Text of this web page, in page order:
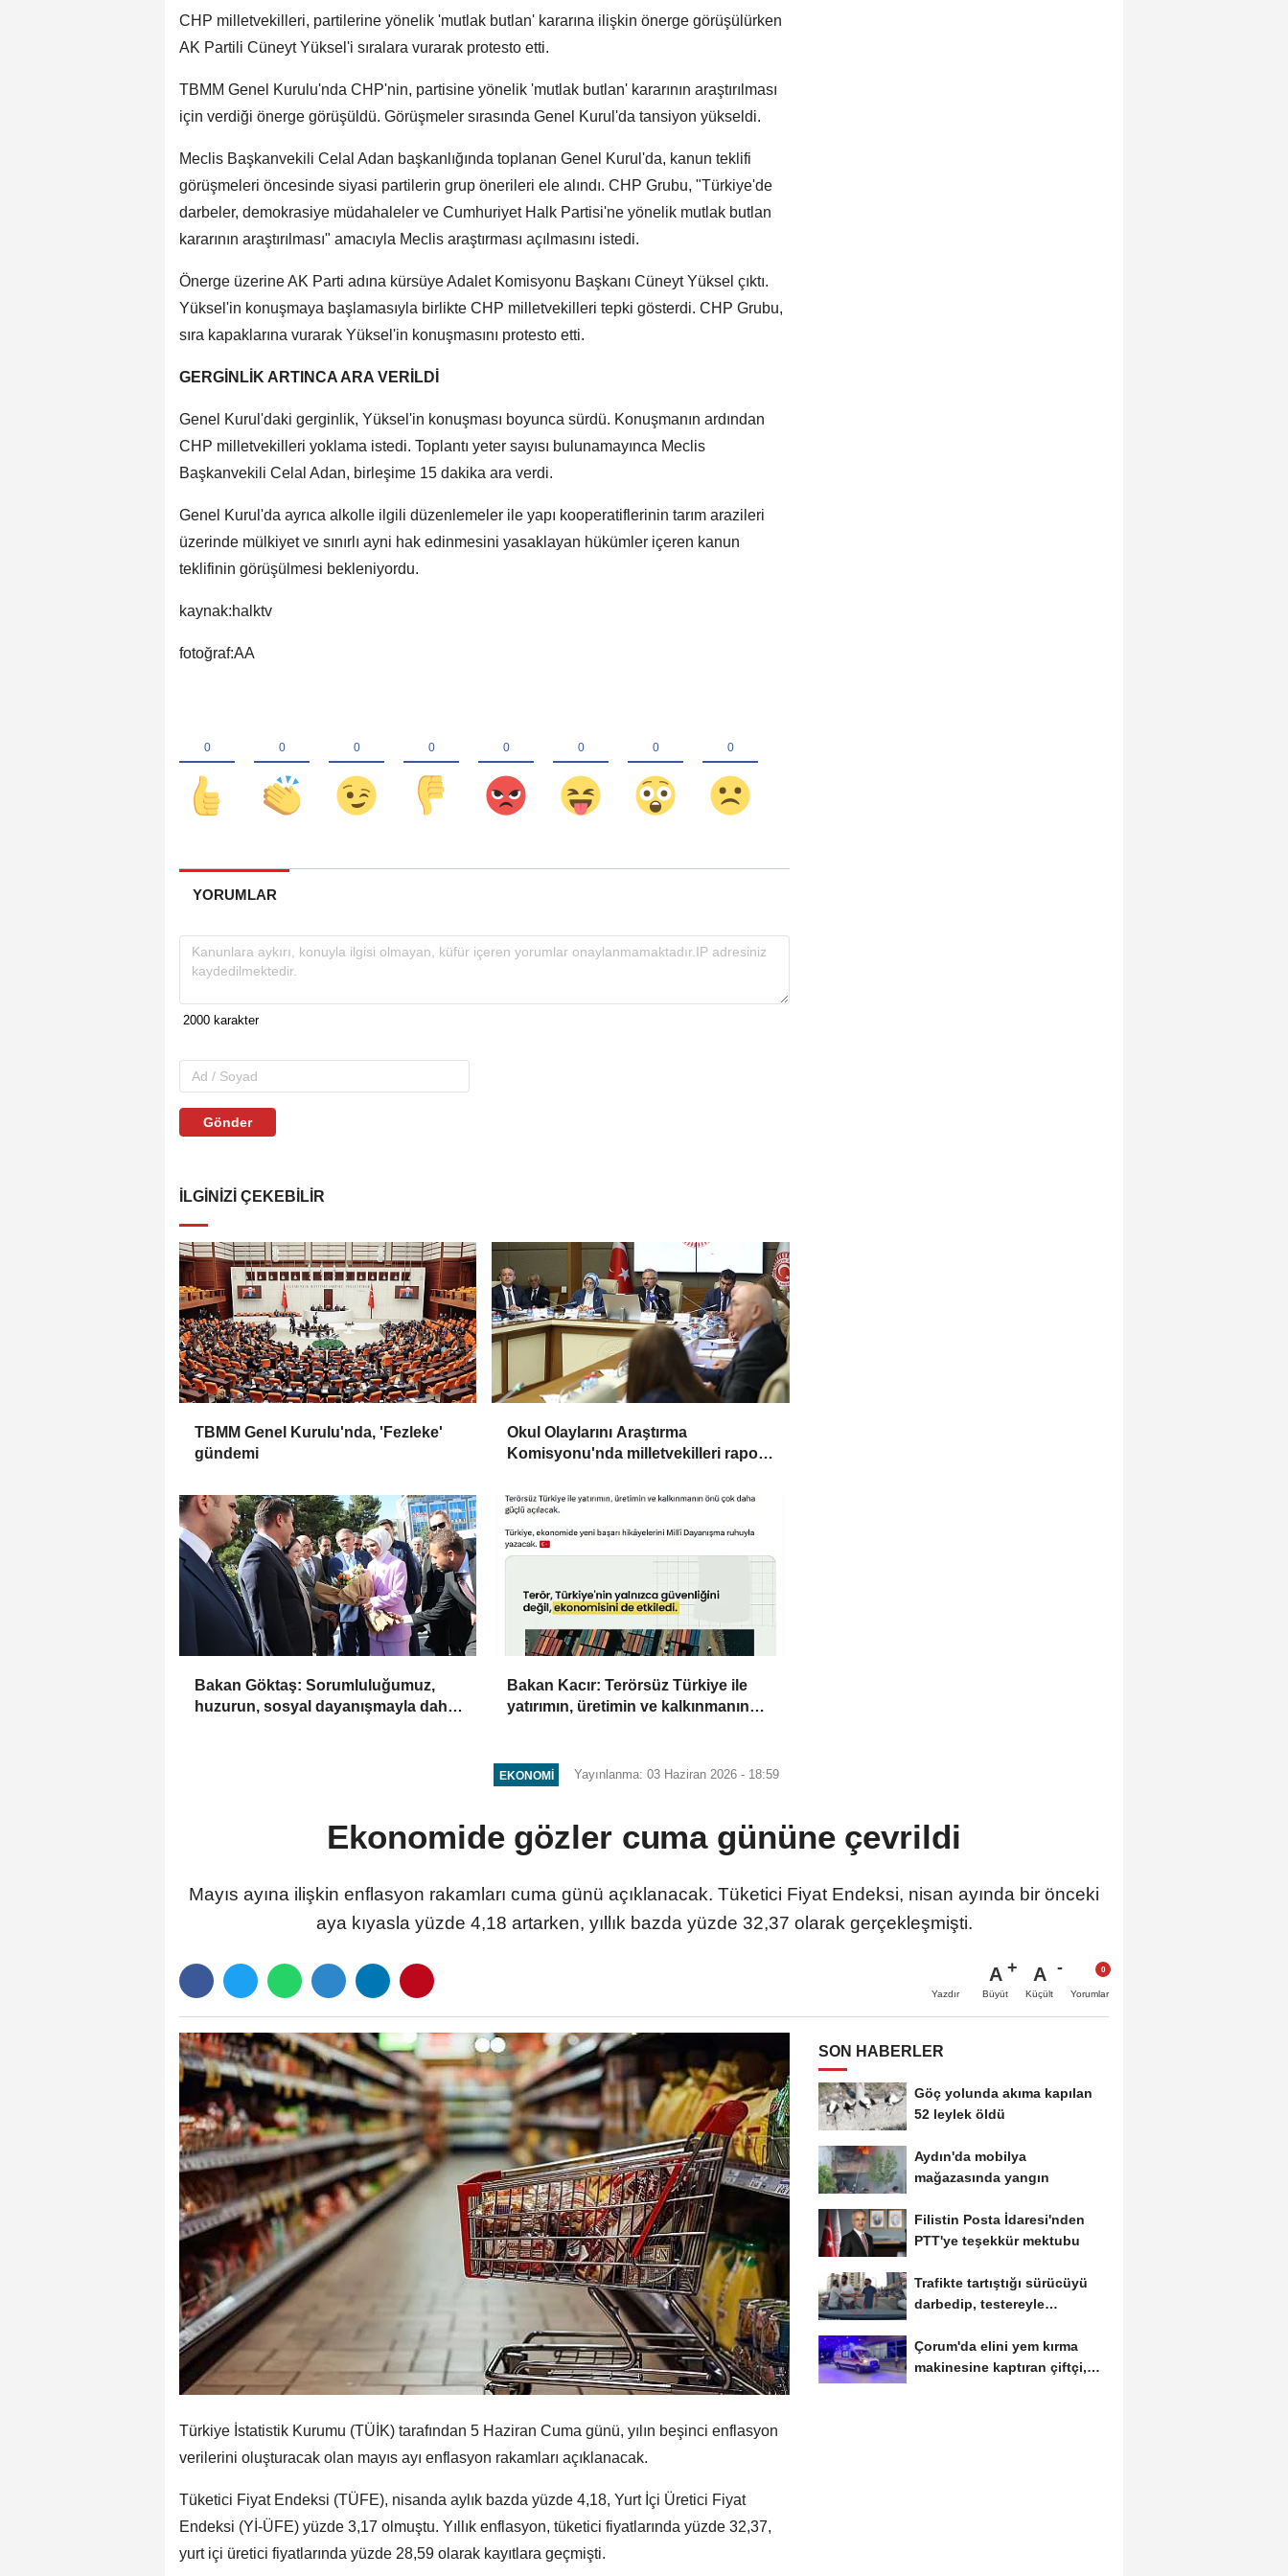
CHP milletvekilleri, partilerine yönelik 'mutlak butlan' kararına ilişkin önerge görüşülürken
AK Partili Cüneyt Yüksel'i sıralara vurarak protesto etti.
TBMM Genel Kurulu'nda CHP'nin, partisine yönelik 'mutlak butlan' kararının araştırılması
için verdiği önerge görüşüldü. Görüşmeler sırasında Genel Kurul'da tansiyon yükseldi.
Meclis Başkanvekili Celal Adan başkanlığında toplanan Genel Kurul'da, kanun teklifi
görüşmeleri öncesinde siyasi partilerin grup önerileri ele alındı. CHP Grubu, "Türkiye'de
darbeler, demokrasiye müdahaleler ve Cumhuriyet Halk Partisi'ne yönelik mutlak butlan
kararının araştırılması" amacıyla Meclis araştırması açılmasını istedi.
Önerge üzerine AK Parti adına kürsüye Adalet Komisyonu Başkanı Cüneyt Yüksel çıktı.
Yüksel'in konuşmaya başlamasıyla birlikte CHP milletvekilleri tepki gösterdi. CHP Grubu,
sıra kapaklarına vurarak Yüksel'in konuşmasını protesto etti.
GERGİNLİK ARTINCA ARA VERİLDİ
Genel Kurul'daki gerginlik, Yüksel'in konuşması boyunca sürdü. Konuşmanın ardından
CHP milletvekilleri yoklama istedi. Toplantı yeter sayısı bulunamayınca Meclis
Başkanvekili Celal Adan, birleşime 15 dakika ara verdi.
Genel Kurul'da ayrıca alkolle ilgili düzenlemeler ile yapı kooperatiflerinin tarım arazileri
üzerinde mülkiyet ve sınırlı ayni hak edinmesini yasaklayan hükümler içeren kanun
teklifinin görüşülmesi bekleniyordu.
kaynak:halktv
fotoğraf:AA
YORUMLAR
Gönder
İLGINIZI ÇEKEBILIR
TBMM Genel Kurulu'nda, 'Fezleke'
gündemi
Okul Olaylarını Araştırma
Komisyonu'nda milletvekilleri rapora
Bakan Göktaş: Sorumluluğumuz,
huzurun, sosyal dayanışmayla daha
Bakan Kacır: Terörsüz Türkiye ile
yatırımın, üretimin ve kalkınmanın
EKONOMI Yayınlanma: 03 Haziran 2026 - 18:59
Ekonomide gözler cuma gününe çevrildi
Mayıs ayına ilişkin enflasyon rakamları cuma günü açıklanacak. Tüketici Fiyat Endeksi, nisan ayında bir önceki
aya kıyasla yüzde 4,18 artarken, yıllık bazda yüzde 32,37 olarak gerçekleşmişti.
Yazdır
A
Büyüt
A
Küçült Yorumlar
Türkiye İstatistik Kurumu (TÜİK) tarafından 5 Haziran Cuma günü, yılın beşinci enflasyon
verilerini oluşturacak olan mayıs ayı enflasyon rakamları açıklanacak.
Tüketici Fiyat Endeksi (TÜFE), nisanda aylık bazda yüzde 4,18, Yurt İçi Üretici Fiyat
Endeksi (Yİ-ÜFE) yüzde 3,17 olmuştu. Yıllık enflasyon, tüketici fiyatlarında yüzde 32,37,
yurt içi üretici fiyatlarında yüzde 28,59 olarak kayıtlara geçmişti.
SON HABERLER
Göç yolunda akıma kapılan
52 leylek öldü
Aydın'da mobilya
mağazasında yangın
Filistin Posta İdaresi'nden
PTT'ye teşekkür mektubu
Trafikte tartıştığı sürücüyü
darbedip, testereyle
Çorum'da elini yem kırma
makinesine kaptıran çiftçi,